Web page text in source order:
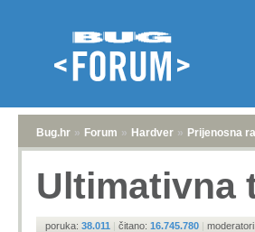
Bug.hr » Forum » Hardver » Prijenosna
Ultimativna
poruka: 38.011 | čitano: 16.745.780 | moderatori: